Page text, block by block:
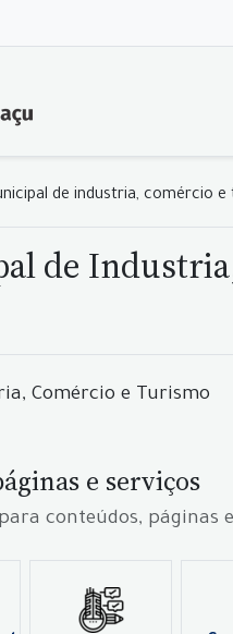
de industria, comércio e
de
Comércio e Turismo
e serviços
conteúdos,